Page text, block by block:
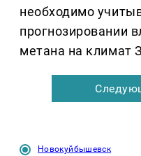
необходимо
прогнозировании
метана на климат
Новокуйбышевск